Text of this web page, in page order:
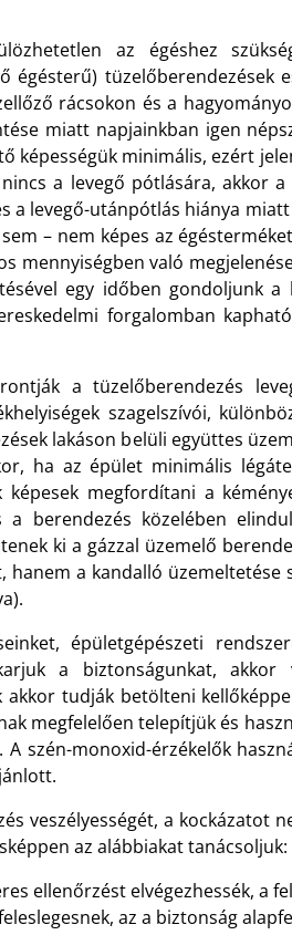
az égéshez
égésterű) tüzelőberendezések
rácsokon és a
miatt napjainkban igen
képességük minimális, ezért
a levegő pótlására, akkor a
a levegő-utánpótlás hiánya
– nem képes az
mennyiségben való
egy időben gondoljunk a
forgalomban
a tüzelőberendezés
szagelszívói,
lakáson belüli együttes
ha az épület minimális
megfordítani a
berendezés közelében
ki a gázzal üzemelő
a kandalló üzemeltetése
épületgépészeti
a biztonságunkat, akkor
tudják betölteni
megfelelően telepítjük és
szén-monoxid-érzékelők
veszélyességét, a kockázatot
az alábbiakat tanácsoljuk:
ellenőrzést elvégezhessék, a
az a biztonság